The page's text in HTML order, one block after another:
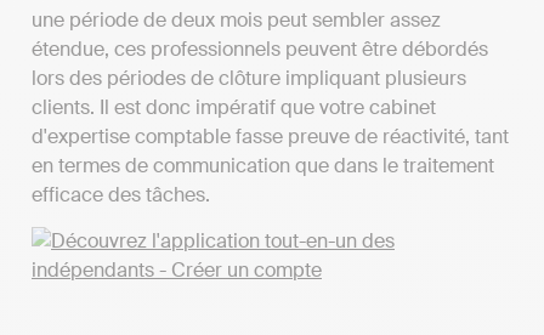
une période de deux mois peut sembler assez
étendue, ces professionnels peuvent être débordés
lors des périodes de clôture impliquant plusieurs
clients. Il est donc impératif que votre cabinet
d'expertise comptable fasse preuve de réactivité, tant
en termes de communication que dans le traitement
efficace des tâches.